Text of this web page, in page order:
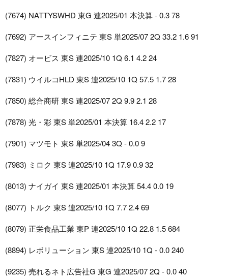
(7674) NATTYSWHD 東G 連2025/01 本決算 - 0.3 78
(7692) アースインフィニテ 東S 単2025/07 2Q 33.2 1.6 91
(7827) オービス 東S 連2025/10 1Q 6.1 4.2 24
(7831) ウイルコHLD 東S 連2025/10 1Q 57.5 1.7 28
(7850) 総合商研 東S 連2025/07 2Q 9.9 2.1 28
(7878) 光・彩 東S 単2025/01 本決算 16.4 2.2 17
(7901) マツモト 東S 単2025/04 3Q - 0.0 9
(7983) ミロク 東S 連2025/10 1Q 17.9 0.9 32
(8013) ナイガイ 東S 連2025/01 本決算 54.4 0.0 19
(8077) トルク 東S 連2025/10 1Q 7.7 2.4 69
(8079) 正栄食品工業 東P 連2025/10 1Q 22.8 1.5 684
(8894) レボリューション 東S 連2025/10 1Q - 0.0 240
(9235) 売れるネト広告社G 東G 連2025/07 2Q - 0.0 40